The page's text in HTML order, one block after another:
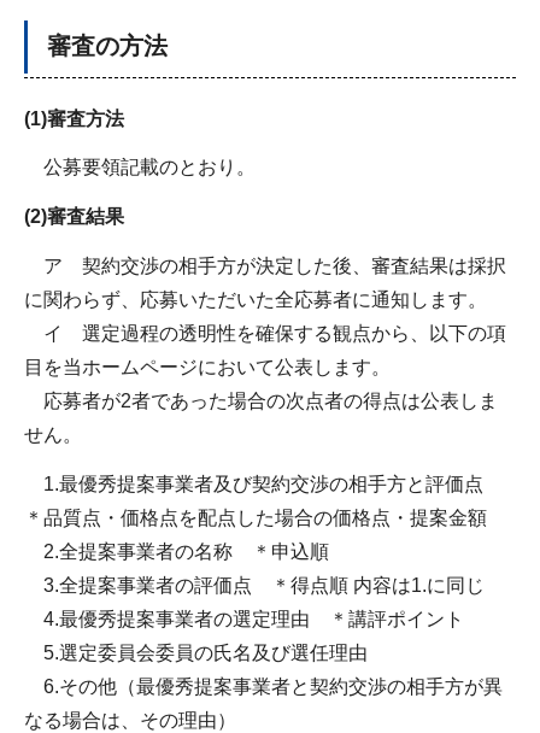
審査の方法
(1)審査方法
公募要領記載のとおり。
(2)審査結果
ア 契約交渉の相手方が決定した後、審査結果は採択
に関わらず、応募いただいた全応募者に通知します。
イ 選定過程の透明性を確保する観点から、以下の項
目を当ホームページにおいて公表します。
応募者が2者であった場合の次点者の得点は公表しま
せん。
1.最優秀提案事業者及び契約交渉の相手方と評価点
＊品質点・価格点を配点した場合の価格点・提案金額
2.全提案事業者の名称 ＊申込順
3.全提案事業者の評価点 ＊得点順 内容は1.に同じ
4.最優秀提案事業者の選定理由 ＊講評ポイント
5.選定委員会委員の氏名及び選任理由
6.その他（最優秀提案事業者と契約交渉の相手方が異
なる場合は、その理由）